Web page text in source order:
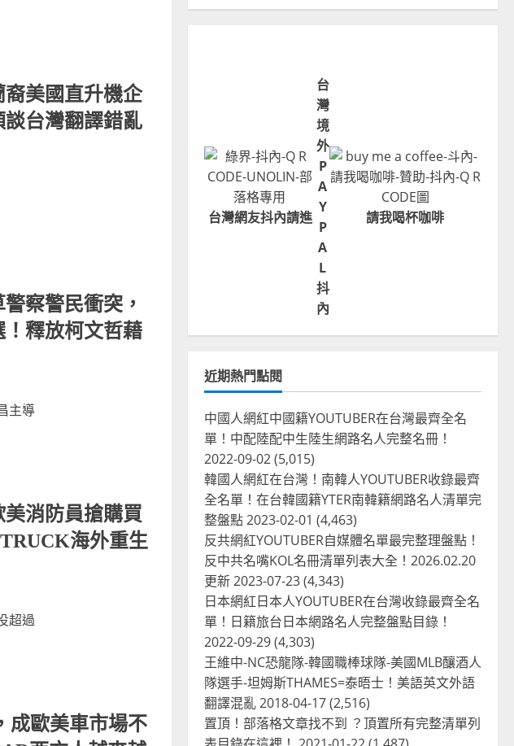
美國直升機企
台灣翻譯錯亂
察警民衝突，
釋放柯文哲藉
主導
美消防員搶購買
海外重生
超過
成歐美車市場不
台灣網友抖內請進
台
灣
境
外
P
A
Y
P
A
L
抖
內
請我喝杯咖啡
近期熱門點閱
中國人網紅中國籍YOUTUBER在台灣最齊全名
單！中配陸配中生陸生網路名人完整名冊！
2022-09-02(5,015)
韓國人網紅在台灣！南韓人YOUTUBER收錄最齊
全名單！在台韓國籍YTER南韓籍網路名人清單完
整盤點2023-02-01 (4,463)
反共網紅YOUTUBER自媒體名單最完整理盤點！
反中共名嘴KOL名冊清單列表大全！2026.02.20
更新2023-07-23(4,343)
日本網紅日本人YOUTUBER在台灣收錄最齊全名
單！日籍旅台日本網路名人完整盤點目錄！
2022-09-29(4,303)
王維中-NC恐龍隊-韓國職棒球隊-美國MLB釀酒人
隊選手-坦姆斯THAMES=泰晤士！美語英文外語
翻譯混亂2018-04-17(2,516)
置頂！部落格文章找不到 ？頂置所有完整清單列
2
台灣餐飲在全球
奧地利人愛喝珍奶、波霸奶茶
奧地利愛瘋、珍珠奶茶門市顧
2024-01-27
台灣餐飲在全球
電影戲劇
獨家！芭比珍奶！珍珠奶茶飲
料BARBIE芭比娃娃肯尼電影
聯名網友官方影片！日出茶太